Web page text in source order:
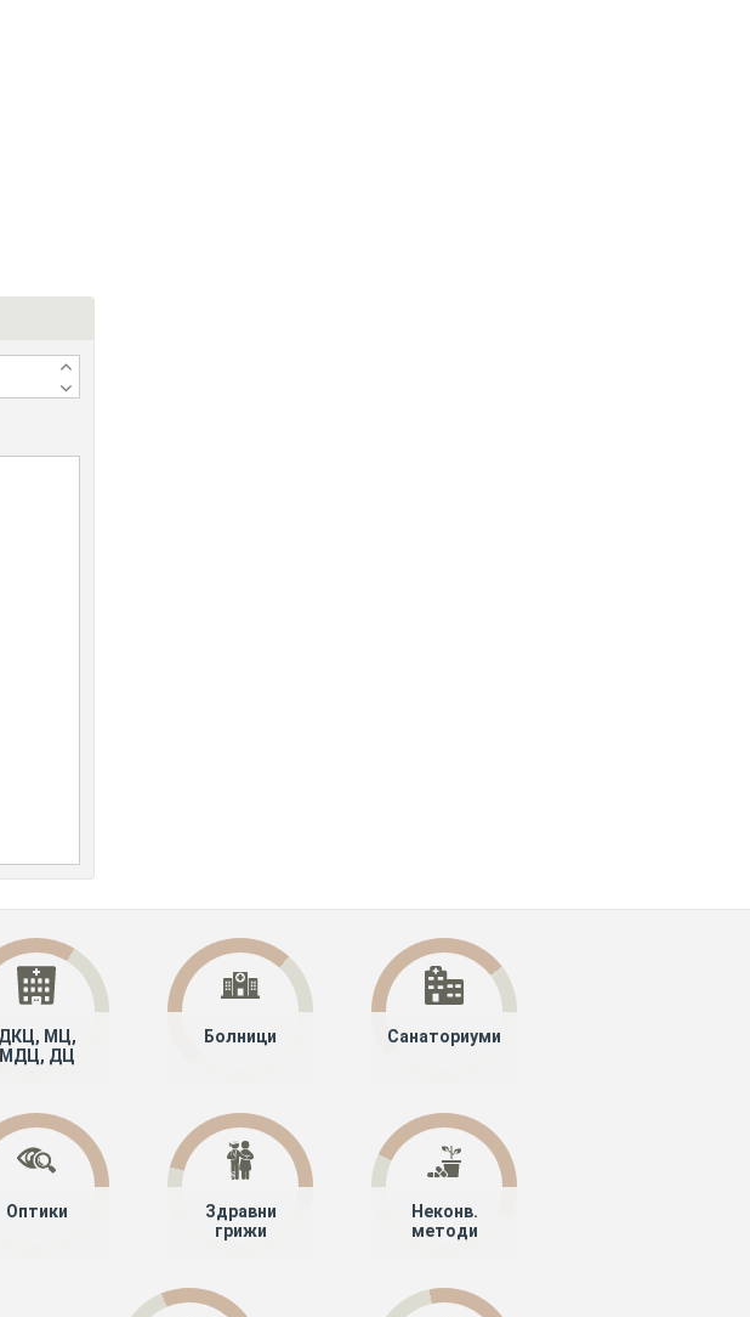
ДКЦ, МЦ,
МДЦ, ДЦ
Болници Санаториуми
Оптики
Здравни
грижи
Неконв.
методи